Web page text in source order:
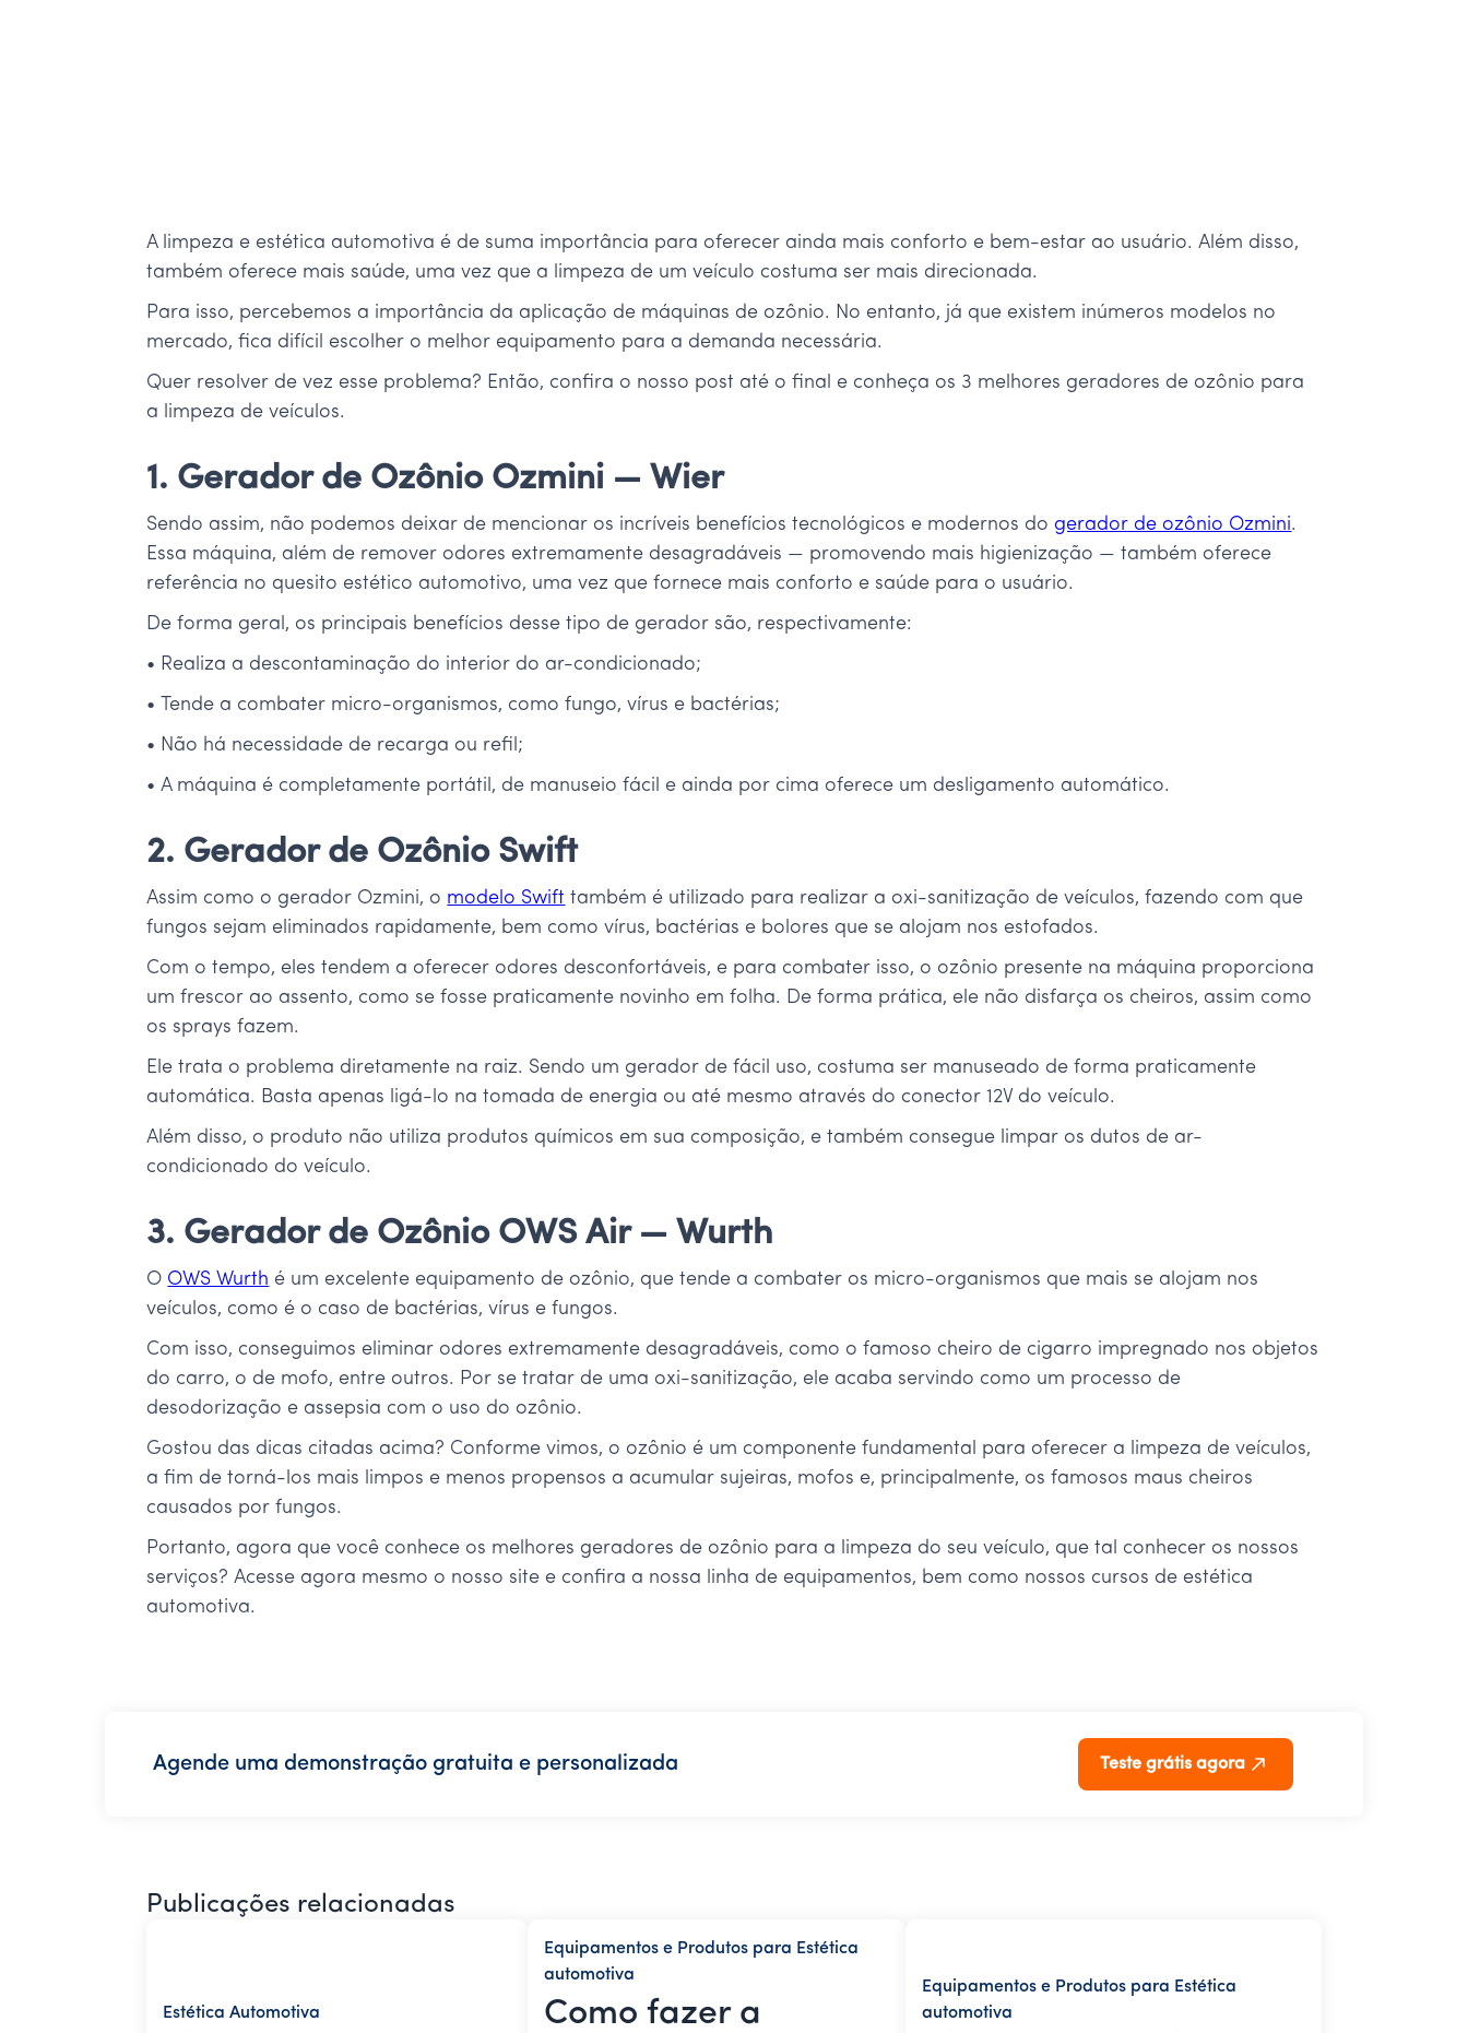
A limpeza e estética automotiva é de suma importância para oferecer ainda mais conforto e bem-estar ao usuário. Além disso,
também oferece mais saúde, uma vez que a limpeza de um veículo costuma ser mais direcionada.
Para isso, percebemos a importância da aplicação de máquinas de ozônio. No entanto, já que existem inúmeros modelos no
mercado, fica difícil escolher o melhor equipamento para a demanda necessária.
Quer resolver de vez esse problema? Então, confira o nosso post até o final e conheça os 3 melhores geradores de ozônio para
a limpeza de veículos.
1. Gerador de Ozônio Ozmini — Wier
Sendo assim, não podemos deixar de mencionar os incríveis benefícios tecnológicos e modernos do gerador de ozônio Ozmini.
Essa máquina, além de remover odores extremamente desagradáveis — promovendo mais higienização — também oferece
referência no quesito estético automotivo, uma vez que fornece mais conforto e saúde para o usuário.
De forma geral, os principais benefícios desse tipo de gerador são, respectivamente:
• Realiza a descontaminação do interior do ar-condicionado;
• Tende a combater micro-organismos, como fungo, vírus e bactérias;
• Não há necessidade de recarga ou refil;
• A máquina é completamente portátil, de manuseio fácil e ainda por cima oferece um desligamento automático.
2. Gerador de Ozônio Swift
Assim como o gerador Ozmini, o modelo Swift também é utilizado para realizar a oxi-sanitização de veículos, fazendo com que
fungos sejam eliminados rapidamente, bem como vírus, bactérias e bolores que se alojam nos estofados.
Com o tempo, eles tendem a oferecer odores desconfortáveis, e para combater isso, o ozônio presente na máquina proporciona
um frescor ao assento, como se fosse praticamente novinho em folha. De forma prática, ele não disfarça os cheiros, assim como
os sprays fazem.
Ele trata o problema diretamente na raiz. Sendo um gerador de fácil uso, costuma ser manuseado de forma praticamente
automática. Basta apenas ligá-lo na tomada de energia ou até mesmo através do conector 12V do veículo.
Além disso, o produto não utiliza produtos químicos em sua composição, e também consegue limpar os dutos de ar-
condicionado do veículo.
3. Gerador de Ozônio OWS Air — Wurth
O OWS Wurth é um excelente equipamento de ozônio, que tende a combater os micro-organismos que mais se alojam nos
veículos, como é o caso de bactérias, vírus e fungos.
Com isso, conseguimos eliminar odores extremamente desagradáveis, como o famoso cheiro de cigarro impregnado nos objetos
do carro, o de mofo, entre outros. Por se tratar de uma oxi-sanitização, ele acaba servindo como um processo de
desodorização e assepsia com o uso do ozônio.
Gostou das dicas citadas acima? Conforme vimos, o ozônio é um componente fundamental para oferecer a limpeza de veículos,
a fim de torná-los mais limpos e menos propensos a acumular sujeiras, mofos e, principalmente, os famosos maus cheiros
causados por fungos.
Portanto, agora que você conhece os melhores geradores de ozônio para a limpeza do seu veículo, que tal conhecer os nossos
serviços? Acesse agora mesmo o nosso site e confira a nossa linha de equipamentos, bem como nossos cursos de estética
automotiva.
Agende uma demonstração gratuita e personalizada Teste grátis agora
Publicações relacionadas
Estética Automotiva
Equipamentos e Produtos para Estética
automotiva
Como fazer a
Equipamentos e Produtos para Estética
automotiva